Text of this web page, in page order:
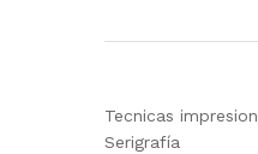
Tecnicas impresion
Serigrafía